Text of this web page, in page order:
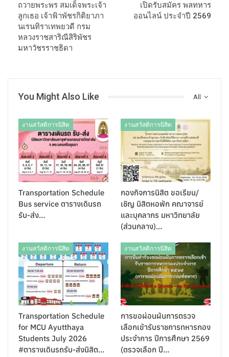
ถวายพระพร สมเด็จพระเจ้า
ลูกเธอ เจ้าฟ้าพัชรกิติยาภา
นเรนทิราเทพยวดี กรม
หลวงราชสาริณีสิริพัชร
มหาวัชรราชธิดา
เปิดรับสมัคร พลทหาร
ออนไลน์ ประจำปี 2569
All
You Might Also Like
งานสวัสดิการนิสิต
Transportation Schedule
Bus service ตารางเดินรถ
รับ-ส่ง…
งานสวัสดิการนิสิต
กองกิจการนิสิต ขอเรียน/
เชิญ นิสิตหอพัก คณาจารย์
และบุคลากร มหาวิทยาลัย
(ส่วนกลาง)…
งานสวัสดิการนิสิต
Transportation Schedule
for MCU Ayutthaya
Students July 2026
#ตารางเดินรถรับ-ส่งนิสิต…
งานสวัสดิการนิสิต
การขอผ่อนผันการตรวจ
เลือกเข้ารับราชการทหารกอง
ประจำการ ปีการศึกษา 2569
(ตรวจเลือก ปี…